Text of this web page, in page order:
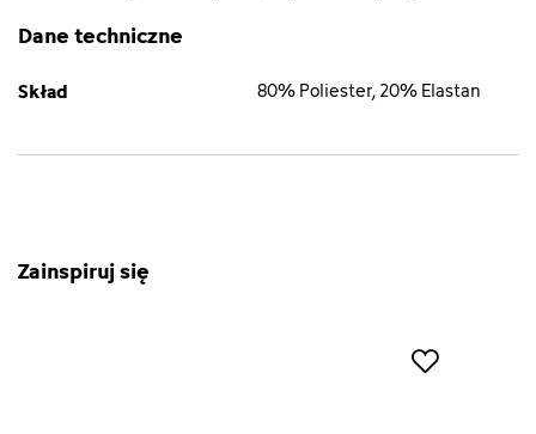
Dane techniczne
Skład 80% Poliester, 20% Elastan
Zainspiruj się